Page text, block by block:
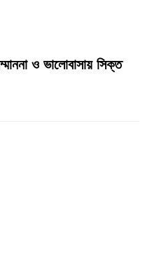
ও ভালোবাসায় সিক্ত